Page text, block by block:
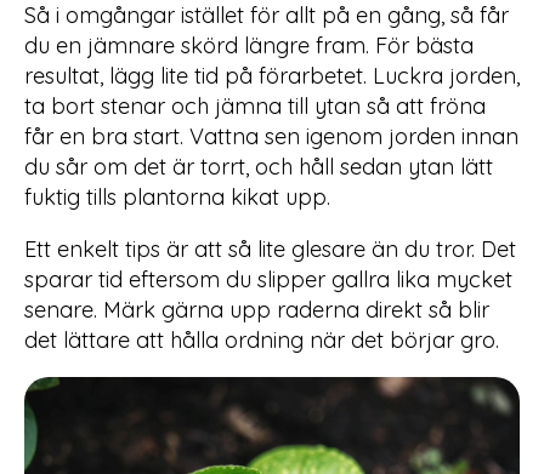
Så i omgångar istället för allt på en gång, så får
du en jämnare skörd längre fram. För bästa
resultat, lägg lite tid på förarbetet. Luckra jorden,
ta bort stenar och jämna till ytan så att fröna
får en bra start. Vattna sen igenom jorden innan
du sår om det är torrt, och håll sedan ytan lätt
fuktig tills plantorna kikat upp.
Ett enkelt tips är att så lite glesare än du tror. Det
sparar tid eftersom du slipper gallra lika mycket
senare. Märk gärna upp raderna direkt så blir
det lättare att hålla ordning när det börjar gro.